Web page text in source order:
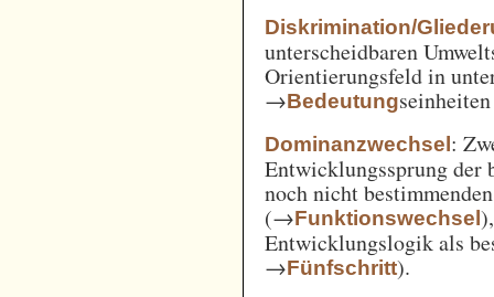
Diskrimination/
unterscheidbaren
Orientierungsfeld in
→Bedeutung
Dominanzwechsel:
Entwicklungssprung der
noch nicht
(→Funktionswechsel
Entwicklungslogik als
→Fünfschritt).